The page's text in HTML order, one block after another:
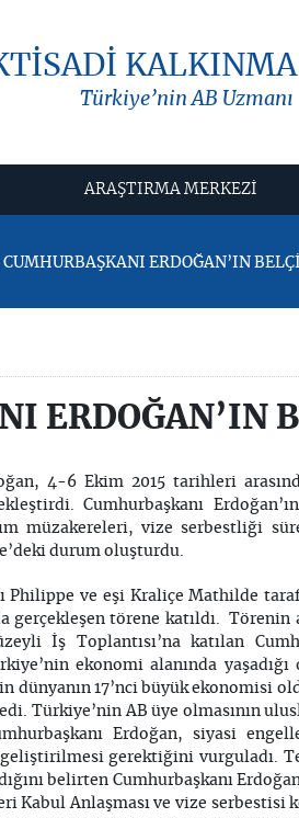
Türkiye’nin AB Uzmanı
ARAŞTIRMA MERKEZİ
ERDOĞAN’IN
ERDOĞAN’IN
4-6 Ekim 2015 tarihleri
Cumhurbaşkanı
müzakereleri, vize serbestliği
durum oluşturdu.
Philippe ve eşi Kraliçe Mathilde
gerçekleşen törene katıldı.
İş Toplantısı’na katılan
ekonomi alanında
dünyanın 17’nci büyük ekonomisi
Türkiye’nin AB üye olmasının
Erdoğan, siyasi
gerektiğini vurguladı.
belirten Cumhurbaşkanı
Kabul Anlaşması ve vize serbestisi